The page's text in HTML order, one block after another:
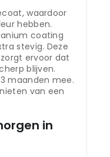
waardoor
hebben.
coating
stevig. Deze
ervoor dat
blijven.
maanden mee.
van een
in